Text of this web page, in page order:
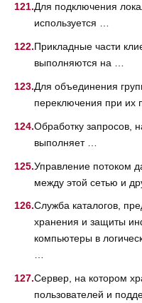
Для подключения
используется …
Прикладные части
выполняются на …
Для объединения
переключения при их
Обработку запросов,
выполняет …
Управление потоком
между этой сетью и
Служба каталогов,
хранения и защиты
компьютеры в
…
Сервер, на котором
пользователей и